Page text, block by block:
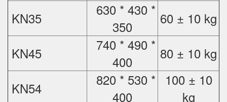
KN35
630 * 430 *
350
60 ± 10 kg
KN45
740 * 490 *
400
80 ± 10 kg
KN54
820 * 530 *
400
100 ± 10
kg